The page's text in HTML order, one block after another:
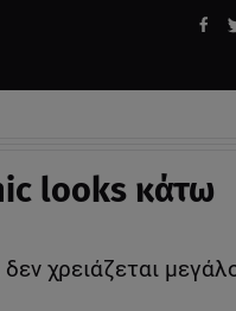
looks κάτω
χρειάζεται